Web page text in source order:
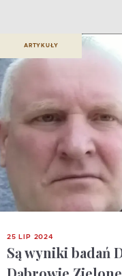
ARTYKUŁY
25 LIP 2024
Są wyniki badań